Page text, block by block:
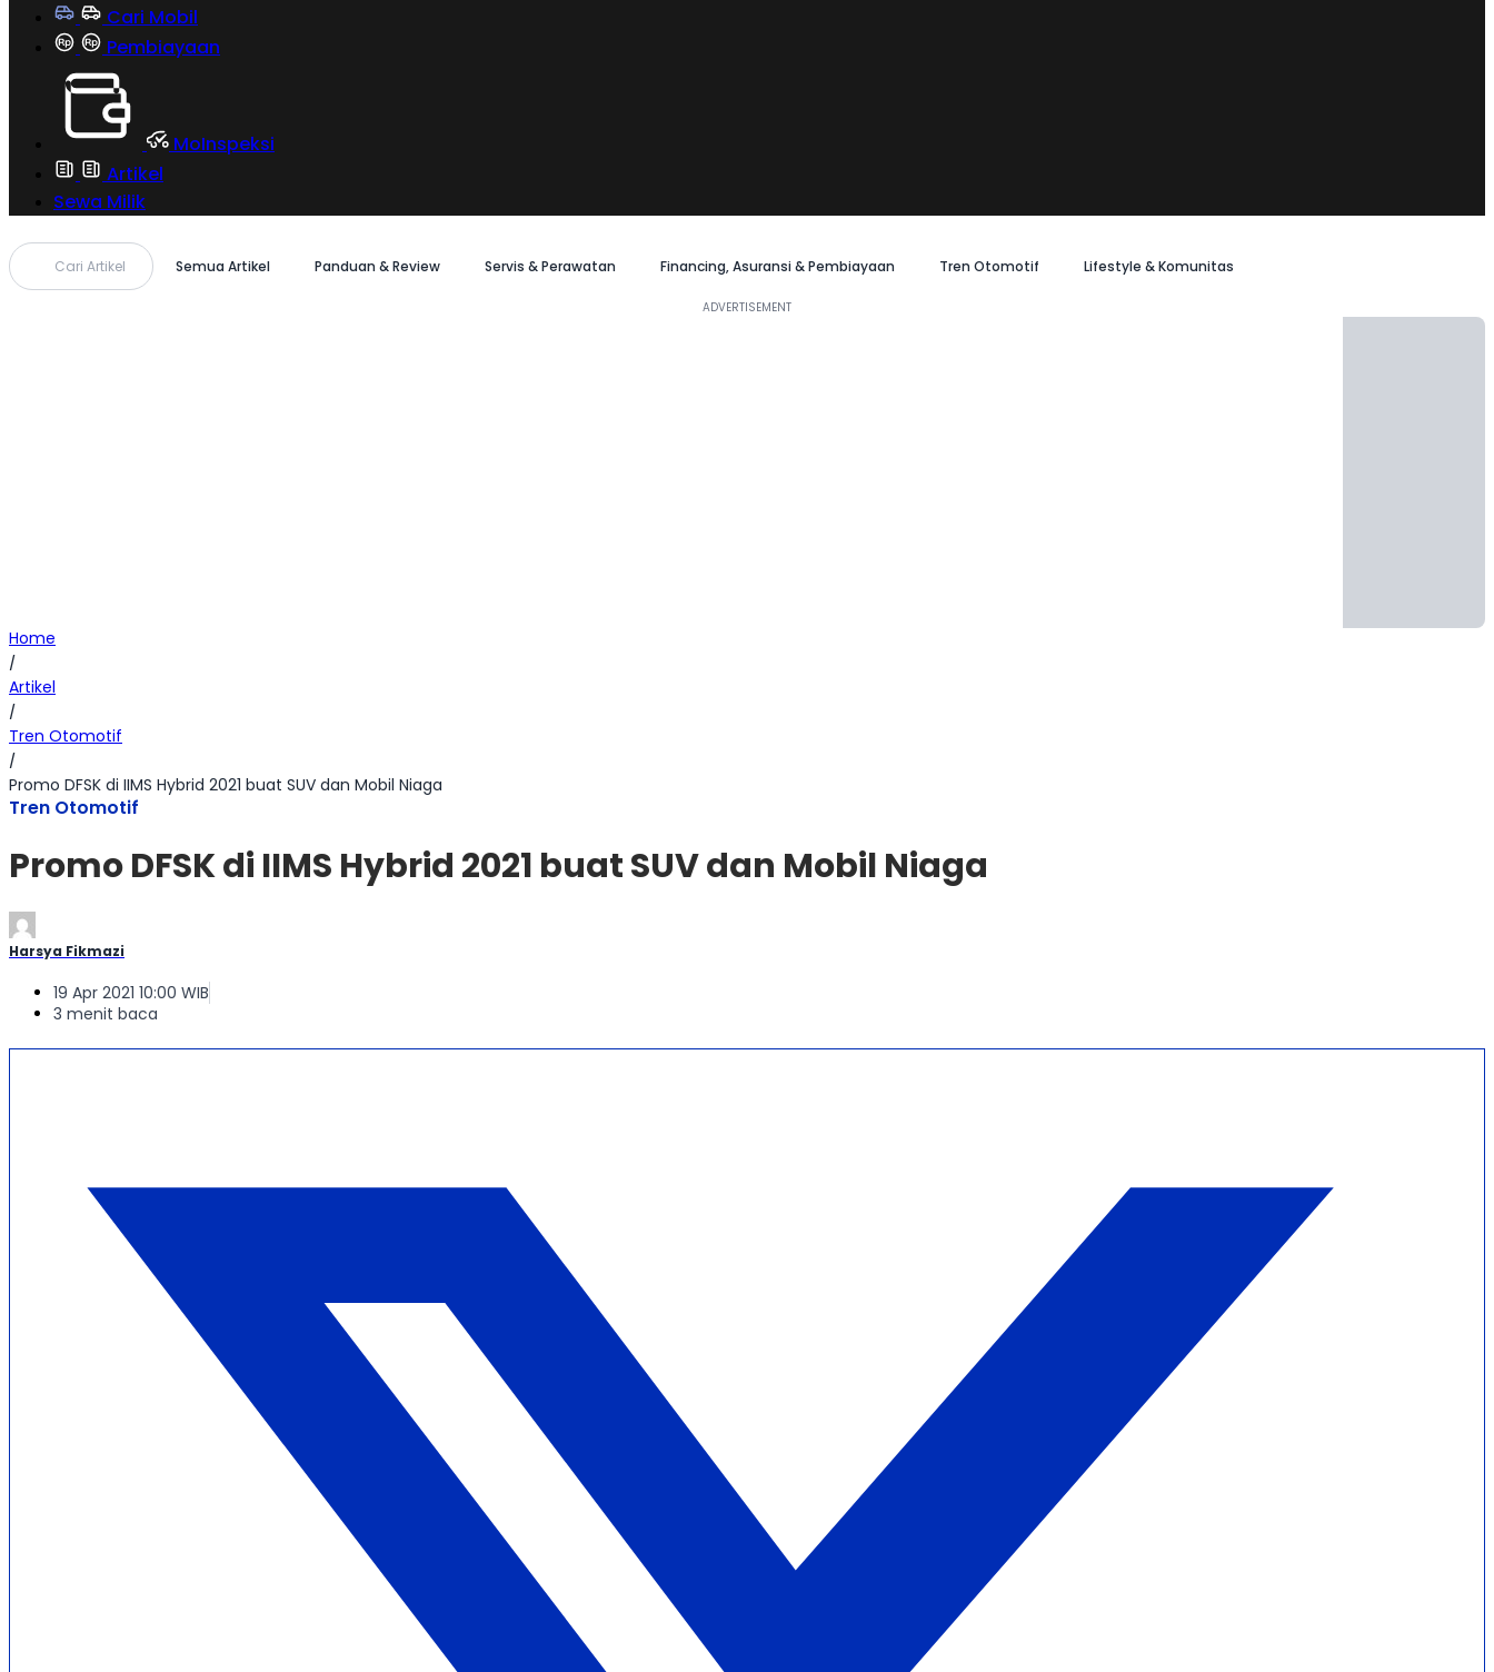
Cari Mobil
Pembiayaan
MoInspeksi
Artikel
Sewa Milik
Cari Artikel Semua Artikel Panduan & Review Servis & Perawatan Financing, Asuransi & Pembiayaan Tren Otomotif Lifestyle & Komunitas
Home
/
Artikel
/
Tren Otomotif
/
Promo DFSK di IIMS Hybrid 2021 buat SUV dan Mobil Niaga
Tren Otomotif
Promo DFSK di IIMS Hybrid 2021 buat SUV dan Mobil Niaga
Harsya Fikmazi
19 Apr 2021 10:00 WIB
3 menit baca